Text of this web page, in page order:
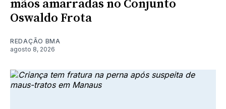
mãos amarradas no Conjunto
Oswaldo Frota
REDAÇÃO BMA
agosto 8, 2026